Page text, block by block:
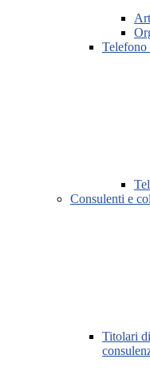
Telefono
Consulenti e
Titolari